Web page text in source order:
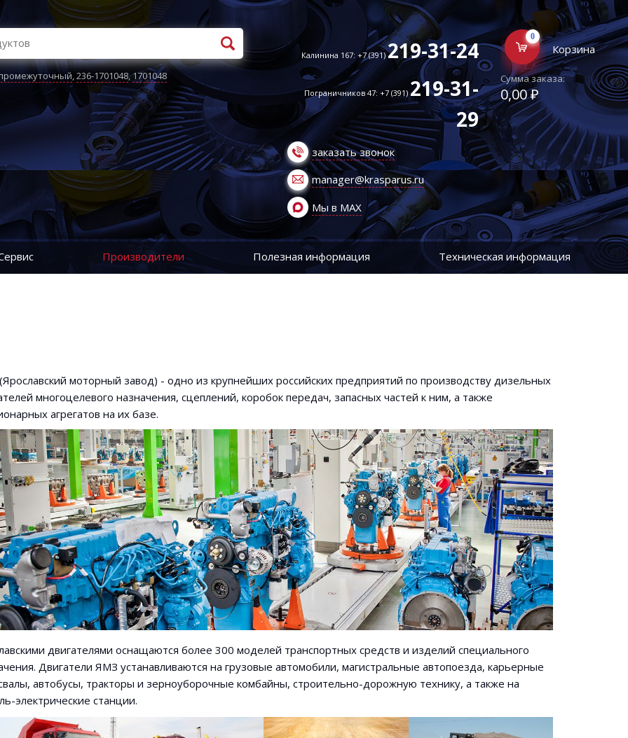
,236-1701048,1701048
Калинина 167: +7 (391)219-31-24
Пограничников 47: +7 (391)219-31-
29
заказать звонок
manager@krasparus.ru
Мы в MAX
0
Корзина
Сумма заказа:
0,00 ₽
Производители Полезная информация Техническая информация
моторный завод) - одно из крупнейших российских предприятий по производству дизельных
многоцелевого назначения, сцеплений, коробок передач, запасных частей к ним, а также
агрегатов на их базе.
двигателями оснащаются более 300 моделей транспортных средств и изделий специального
Двигатели ЯМЗ устанавливаются на грузовые автомобили, магистральные автопоезда, карьерные
автобусы, тракторы и зерноуборочные комбайны, строительно-дорожную технику, а также на
электрические станции.